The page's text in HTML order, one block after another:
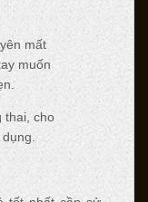
mất
muốn
thai, cho